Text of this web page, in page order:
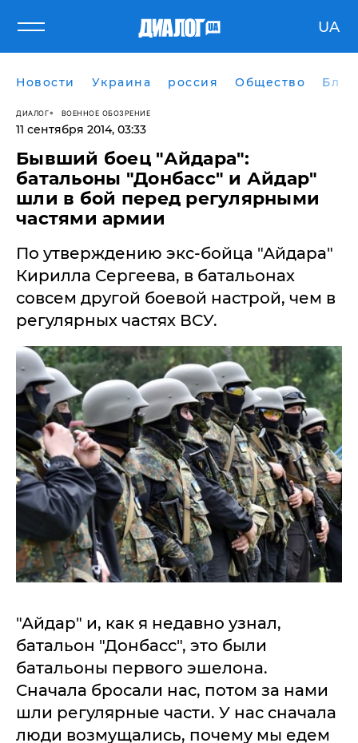
UA
Новости Украина россия Общество
ДИАЛОГ ВОЕННОЕ ОБОЗРЕНИЕ
11 сентября 2014, 03:33
Бывший боец "Айдара":
батальоны "Донбасс" и Айдар"
шли в бой перед регулярными
частями армии
По утверждению экс-бойца "Айдара"
Кирилла Сергеева, в батальонах
совсем другой боевой настрой, чем в
регулярных частях ВСУ.
"Айдар" и, как я недавно узнал,
батальон "Донбасс", это были
батальоны первого эшелона.
Сначала бросали нас, потом за нами
шли регулярные части. У нас сначала
люди возмущались, почему мы едем